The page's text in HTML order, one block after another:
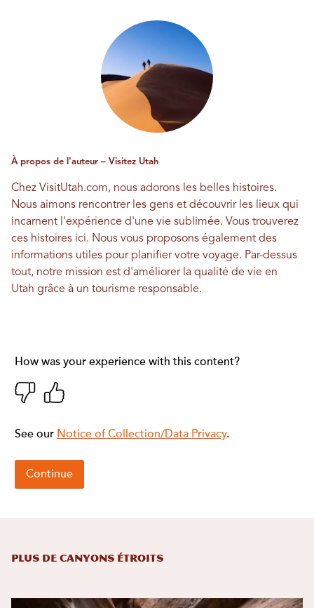
À propos de l'auteur – Visitez Utah
Chez VisitUtah.com, nous adorons les belles histoires.
Nous aimons rencontrer les gens et découvrir les lieux qui
incarnent l'expérience d'une vie sublimée. Vous trouverez
ces histoires ici. Nous vous proposons également des
informations utiles pour planifier votre voyage. Par-dessus
tout, notre mission est d'améliorer la qualité de vie en
Utah grâce à un tourisme responsable.
Plus de canyons étroits